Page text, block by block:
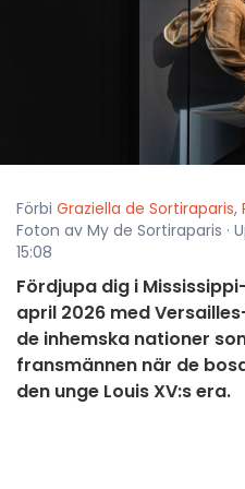
Förbi Graziella de Sortiraparis,
Foton av My de Sortiraparis ·
15:08
Fördjupa dig i
april 2026 med
de inhemska nationer
fransmännen när de
den unge Louis XV:s era.